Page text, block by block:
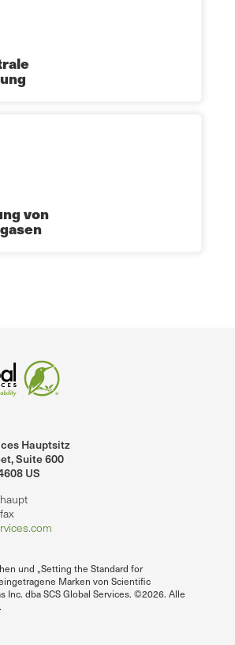
von
Hauptsitz
Suite 600
US
und „Setting the Standard for
Marken von Scientific
Inc. dba SCS Global Services. ©2026. Alle